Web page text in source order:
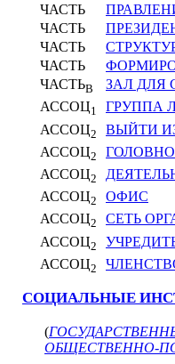
ЧАСТЬ
ЧАСТЬ
ЧАСТЬ
ЧАСТЬ
ЧАСТЬВ
ЗАЛ ДЛЯ
АССОЦ1
ГРУППА
АССОЦ2
ВЫЙТИ
АССОЦ2
АССОЦ2
АССОЦ2
ОФИС
АССОЦ2
СЕТЬ
АССОЦ2
АССОЦ2
СОЦИАЛЬНЫЕ
(
ОБЩЕСТВЕННО-